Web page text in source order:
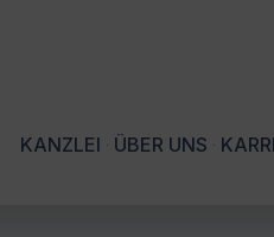
KANZLEI ÜBER UNS